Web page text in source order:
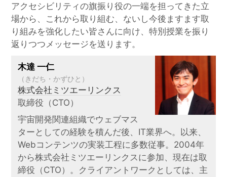
アクセシビリティの旗振り役の一端を担ってきた立
場から、これから取り組む、ないし今後ますます取
り組みを強化したい皆さんに向け、特別授業を振り
返りつつメッセージを送ります。
木達 一仁
（きだち・かずひと）
株式会社ミツエーリンクス
取締役（CTO）
宇宙開発関連組織でウェブマス
ターとしての経験を積んだ後、IT業界へ。以来、
Webコンテンツの実装工程に多数従事。2004年
から株式会社ミツエーリンクスに参加、現在は取
締役（CTO）。クライアントワークとしては、主